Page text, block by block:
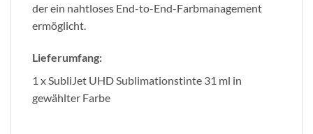
der ein nahtloses End-to-End-Farbmanagement
ermöglicht.
Lieferumfang:
1 x SubliJet UHD Sublimationstinte 31 ml in
gewählter Farbe